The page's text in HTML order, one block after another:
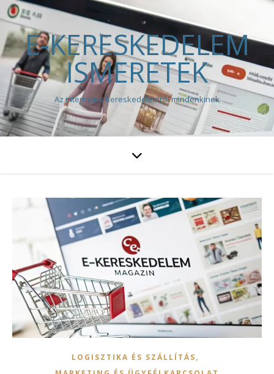
E-KERESKEDELEM
ISMERETEK
Az internetes kereskedelemről mindenkinek
LOGISZTIKA ÉS SZÁLLÍTÁS,